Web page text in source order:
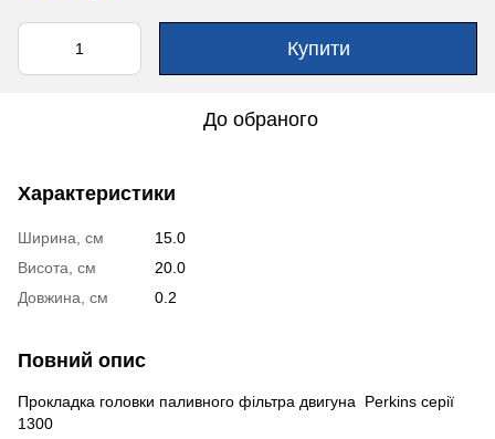
Купити
До обраного
Характеристики
Ширина, см
15.0
Висота, см
20.0
Довжина, см
0.2
Повний опис
Прокладка головки паливного фільтра двигуна Perkins серії
1300